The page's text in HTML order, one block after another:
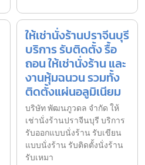
ให้เช่านั่งร้านปราจีนบุรี
บริการ รับติดตั้ง รื้อ
ถอน ให้เช่านั่งร้าน และ
งานหุ้มฉนวน รวมทั้ง
ติดตั้งแผ่นอลูมิเนียม
บริษัท พัฒนภูวดล จำกัด ให้
เช่านั่งร้านปราจีนบุรี บริการ
รับออกแบบนั่งร้าน รับเขียน
แบบนั่งร้าน รับติดตั้งนั่งร้าน
รับเหมา